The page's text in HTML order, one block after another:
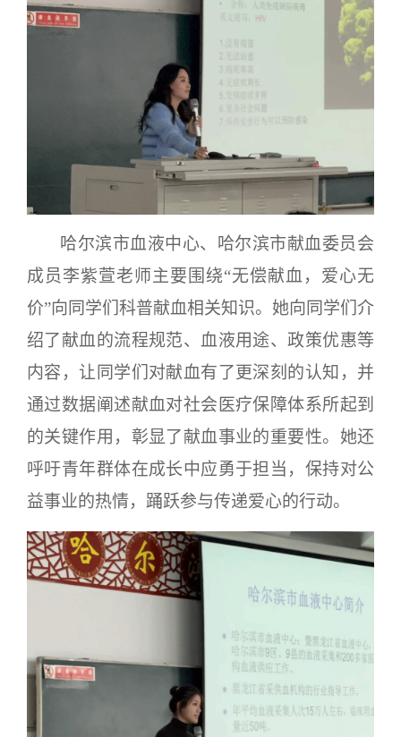
哈尔滨市血液中心、哈尔滨市献血委员会
成员李紫萱老师主要围绕“无偿献血，爱心无
价”向同学们科普献血相关知识。她向同学们介
绍了献血的流程规范、血液用途、政策优惠等
内容，让同学们对献血有了更深刻的认知，并
通过数据阐述献血对社会医疗保障体系所起到
的关键作用，彰显了献血事业的重要性。她还
呼吁青年群体在成长中应勇于担当，保持对公
益事业的热情，踊跃参与传递爱心的行动。